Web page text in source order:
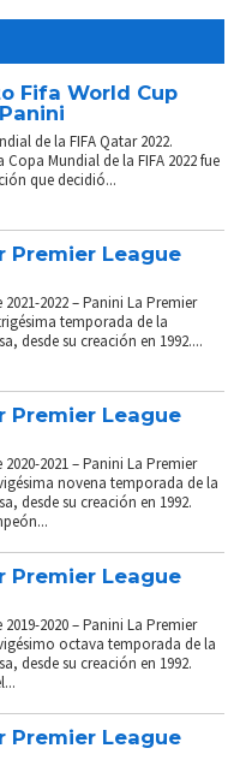
Fifa World Cup
de la FIFA Qatar 2022.
Mundial de la FIFA 2022 fue
que decidió...
Premier League
2022 – Panini La Premier
temporada de la
desde su creación en 1992....
Premier League
2021 – Panini La Premier
novena temporada de la
desde su creación en 1992.
Premier League
2020 – Panini La Premier
octava temporada de la
desde su creación en 1992.
Premier League